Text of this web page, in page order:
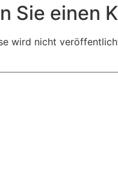
Sie einen
wird nicht